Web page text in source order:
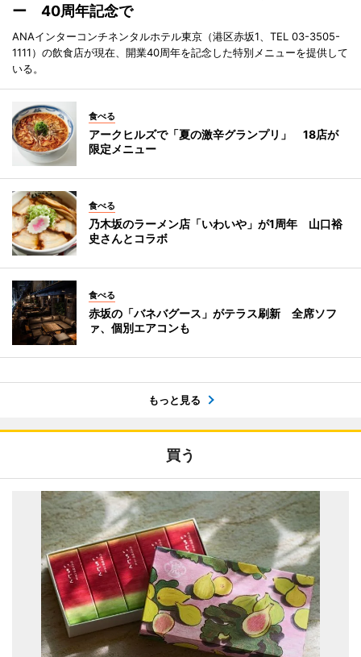
ー 40周年記念で
ANAインターコンチネンタルホテル東京（港区赤坂1、TEL 03-3505-
1111）の飲食店が現在、開業40周年を記念した特別メニューを提供して
いる。
食べる
アークヒルズで「夏の激辛グランプリ」 18店が
限定メニュー
食べる
乃木坂のラーメン店「いわいや」が1周年 山口裕
史さんとコラボ
食べる
赤坂の「バネバグース」がテラス刷新 全席ソフ
ァ、個別エアコンも
もっと見る
買う